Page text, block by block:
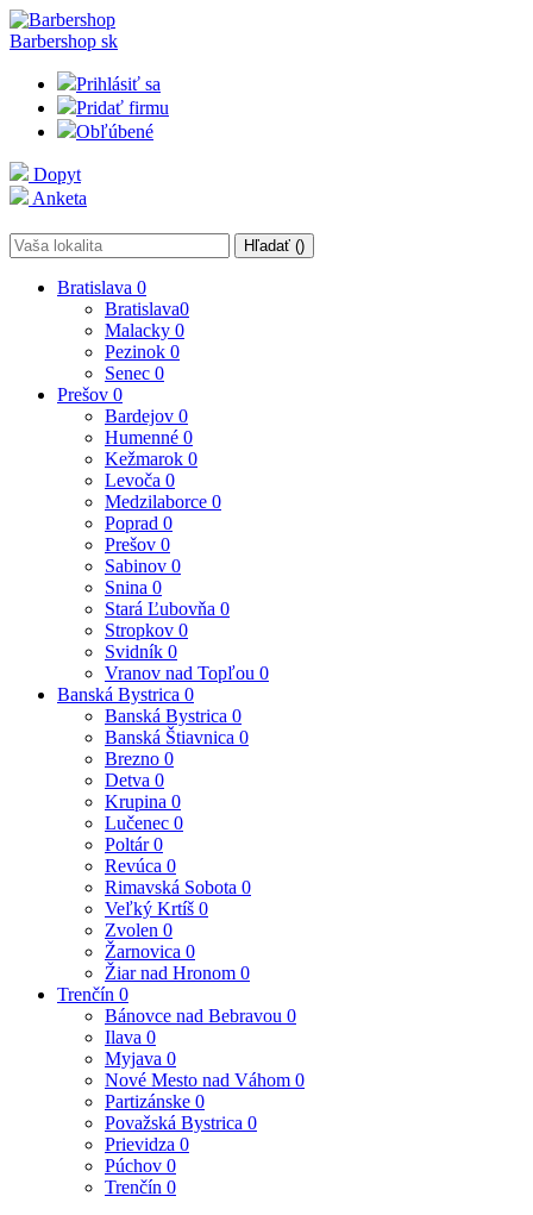
Barbershop sk
Prihlásiť sa
Pridať firmu
Obľúbené
Dopyt
Anketa
Hľadať ()
Bratislava 0
Bratislava0
Malacky 0
Pezinok 0
Senec 0
Prešov 0
Bardejov 0
Humenné 0
Kežmarok 0
Levoča 0
Medzilaborce 0
Poprad 0
Prešov 0
Sabinov 0
Snina 0
Stará Ľubovňa 0
Stropkov 0
Svidník 0
Vranov nad Topľou 0
Banská Bystrica 0
Banská Bystrica 0
Banská Štiavnica 0
Brezno 0
Detva 0
Krupina 0
Lučenec 0
Poltár0
Revúca 0
Rimavská Sobota 0
Veľký Krtíš 0
Zvolen 0
Žarnovica 0
Žiar nad Hronom 0
Trenčín 0
Bánovce nad Bebravou 0
Ilava 0
Myjava 0
Nové Mesto nad Váhom 0
Partizánske 0
Považská Bystrica 0
Prievidza 0
Púchov 0
Trenčín 0